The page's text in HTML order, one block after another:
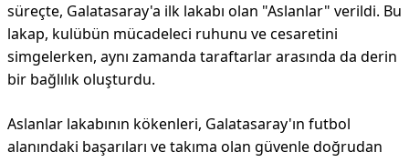
süreçte, Galatasaray'a ilk lakabı olan "Aslanlar" verildi. Bu
lakap, kulübün mücadeleci ruhunu ve cesaretini
simgelerken, aynı zamanda taraftarlar arasında da derin
bir bağlılık oluşturdu.
Aslanlar lakabının kökenleri, Galatasaray'ın futbol
alanındaki başarıları ve takıma olan güvenle doğrudan